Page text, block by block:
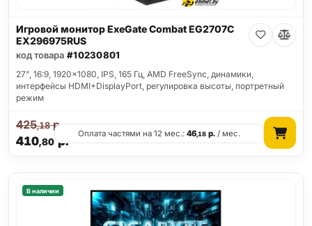
Игровой монитор ExeGate Combat EG2707C
EX296975RUS
код товара #10230801
27", 16:9, 1920x1080, IPS, 165 Гц, AMD FreeSync, динамики,
интерфейсы HDMI+DisplayPort, регулировка высоты, портретный
режим
410,80р.
425,18р.
Оплата частями на 12 мес.:46,18 р. / мес.
В наличии